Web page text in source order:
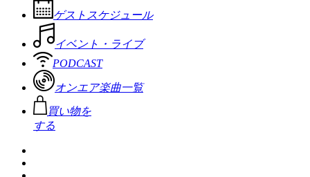
ゲストスケジュール
イベント・ライブ
PODCAST
オンエア楽曲一覧
買い物を
する